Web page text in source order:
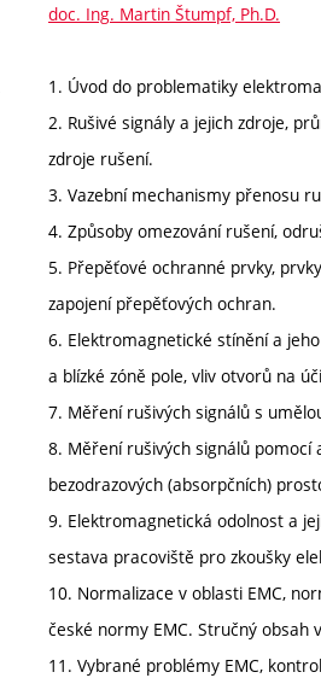
doc. Ing. Martin Štumpf, Ph.D.
1. Úvod do problematiky
2. Rušivé signály a jejich zdroje,
zdroje rušení.
3. Vazební mechanismy přenosu
4. Způsoby omezování rušení,
5. Přepěťové ochranné prvky,
zapojení přepěťových ochran.
6. Elektromagnetické stínění a
a blízké zóně pole, vliv otvorů na
7. Měření rušivých signálů s
8. Měření rušivých signálů
bezodrazových (absorpčních)
9. Elektromagnetická odolnost a
sestava pracoviště pro zkoušky
10. Normalizace v oblasti EMC,
české normy EMC. Stručný obsah
11. Vybrané problémy EMC,